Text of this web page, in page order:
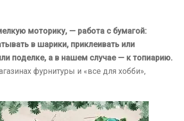
моторику, — работа с бумагой:
в шарики, приклеивать или
поделке, а в нашем случае — к топиарию.
фурнитуры и «все для хобби»,